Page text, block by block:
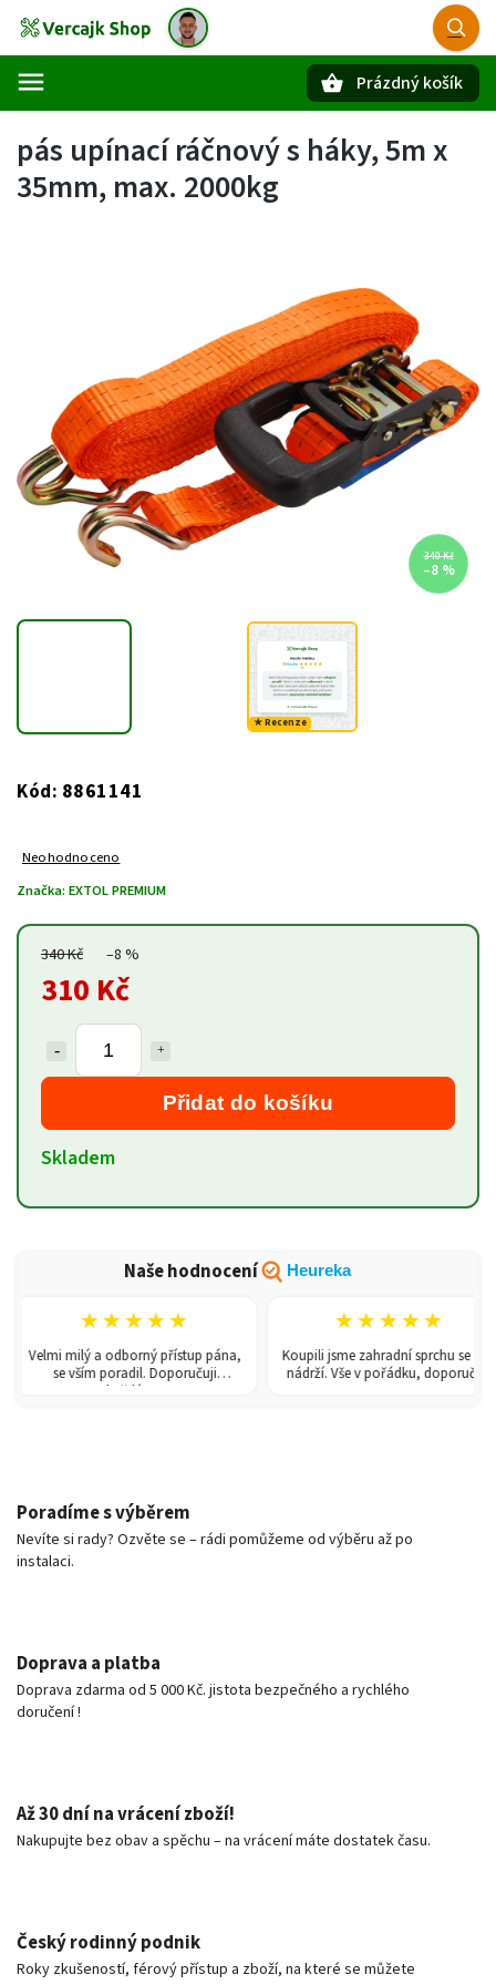
Prázdný košík
pás upínací ráčnový s háky, 5m x
35mm, max. 2000kg
340 Kč
–8 %
★ Recenze
Kód: 8861141
Neohodnoceno
Značka: EXTOL PREMIUM
340 Kč –8 %
310 Kč
Přidat do košíku
Skladem
Naše hodnocení Heureka
★★★★★
Velmi milý a odborný přístup pána,
se vším poradil. Doporučuji
každému!
★★★★★
Koupili jsme zahradní sprchu se 150l
nádrží. Vše v pořádku, doporučuji.
Poradíme s výběrem
Nevíte si rady? Ozvěte se – rádi pomůžeme od výběru až po
instalaci.
Doprava a platba
Doprava zdarma od 5 000 Kč. jistota bezpečného a rychlého
doručení !
Až 30 dní na vrácení zboží!
Nakupujte bez obav a spěchu – na vrácení máte dostatek času.
Český rodinný podnik
Roky zkušeností, férový přístup a zboží, na které se můžete